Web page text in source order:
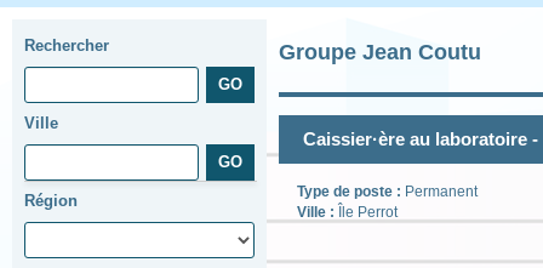
Rechercher
Ville
Région
Groupe Jean Coutu
Caissier·ère au laboratoire
Type de poste : Permanent
Ville :
Île Perrot